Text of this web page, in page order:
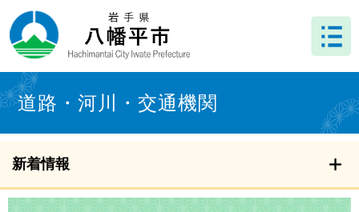
ー
ジ
先
頭
で
ニ
ュ
を
飛
ば
へ
文 道路・河川・交通機関
新着情報